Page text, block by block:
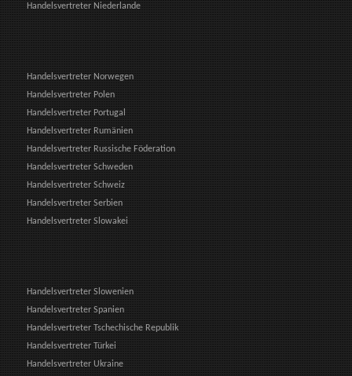
Handelsvertreter Niederlande
Handelsvertreter Norwegen
Handelsvertreter Polen
Handelsvertreter Portugal
Handelsvertreter Rumänien
Handelsvertreter Russische Föderation
Handelsvertreter Schweden
Handelsvertreter Schweiz
Handelsvertreter Serbien
Handelsvertreter Slowakei
Handelsvertreter Slowenien
Handelsvertreter Spanien
Handelsvertreter Tschechische Republik
Handelsvertreter Türkei
Handelsvertreter Ukraine